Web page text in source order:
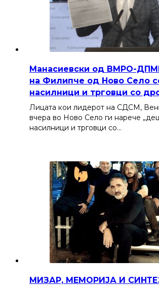
Манасиевски од ВМРО-
на Филипче од Ново Село
насилници и трговци со
Лицата кои лидерот на СДСМ,
вчера во Ново Село ги нарече
насилници и трговци со…
МИЗАР, МЕМОРИЈА И